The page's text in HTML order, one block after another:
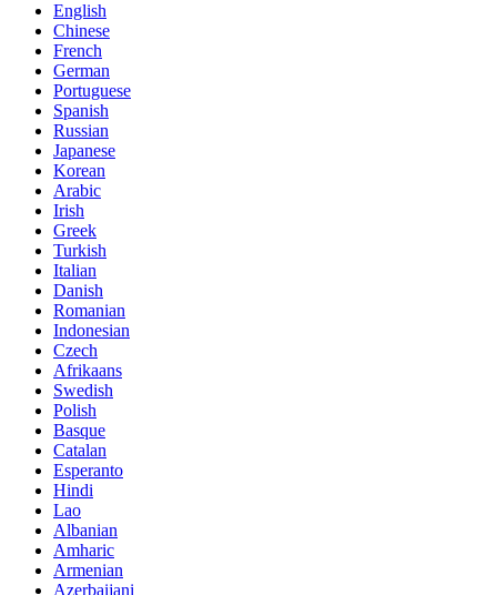
English
Chinese
French
German
Portuguese
Spanish
Russian
Japanese
Korean
Arabic
Irish
Greek
Turkish
Italian
Danish
Romanian
Indonesian
Czech
Afrikaans
Swedish
Polish
Basque
Catalan
Esperanto
Hindi
Lao
Albanian
Amharic
Armenian
Azerbaijani